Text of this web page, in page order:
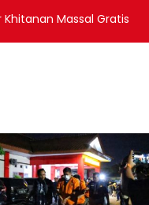
Massal Gratis